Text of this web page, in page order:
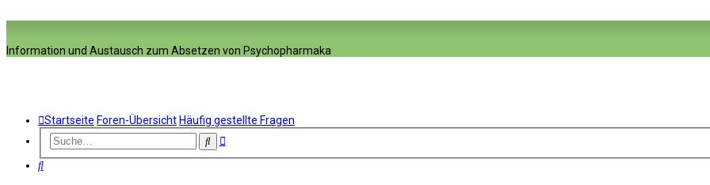
Information und Austausch zum Absetzen von Psychopharmaka
Startseite Foren-Übersicht Häufig gestellte Fragen
SucheErweiterte
Suche